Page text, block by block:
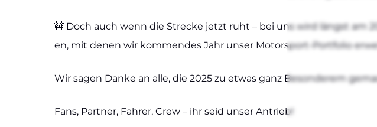
🚧 Doch auch wenn die Stre­cke jetzt ruht – bei uns wird längst am
en, mit denen wir kom­men­des Jahr unser Motor­s­port-Por­t­­fo­­lio
Wir sagen Dan­ke an alle, die 2025 zu etwas ganz Beson­de­rem
Fans, Part­ner, Fah­rer, Crew – ihr seid unser Antrieb!